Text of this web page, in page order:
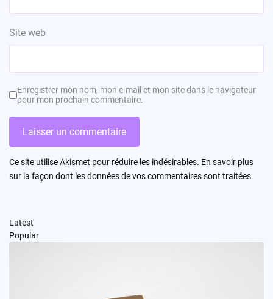
Site web
Enregistrer mon nom, mon e-mail et mon site dans le navigateur
pour mon prochain commentaire.
Ce site utilise Akismet pour réduire les indésirables. En savoir plus
sur la façon dont les données de vos commentaires sont traitées.
Latest
Popular